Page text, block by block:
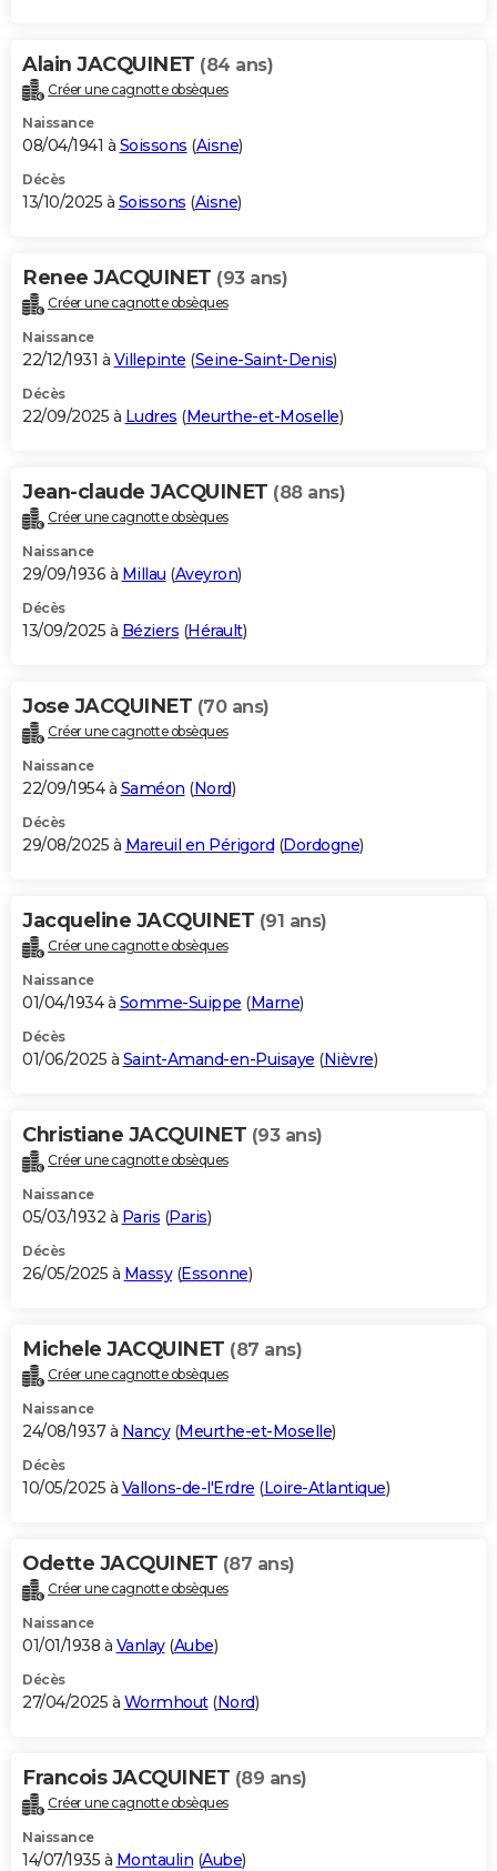
Alain JACQUINET (84 ans)
Créer une cagnotte obsèques
Naissance
08/04/1941 à Soissons (Aisne)
Décès
13/10/2025 à Soissons (Aisne)
Renee JACQUINET (93 ans)
Créer une cagnotte obsèques
Naissance
22/12/1931 à Villepinte (Seine-Saint-Denis)
Décès
22/09/2025 à Ludres (Meurthe-et-Moselle)
Jean-claude JACQUINET (88 ans)
Créer une cagnotte obsèques
Naissance
29/09/1936 à Millau (Aveyron)
Décès
13/09/2025 à Béziers (Hérault)
Jose JACQUINET (70 ans)
Créer une cagnotte obsèques
Naissance
22/09/1954 à Saméon (Nord)
Décès
29/08/2025 à Mareuil en Périgord (Dordogne)
Jacqueline JACQUINET (91 ans)
Créer une cagnotte obsèques
Naissance
01/04/1934 à Somme-Suippe (Marne)
Décès
01/06/2025 à Saint-Amand-en-Puisaye (Nièvre)
Christiane JACQUINET (93 ans)
Créer une cagnotte obsèques
Naissance
05/03/1932 à Paris (Paris)
Décès
26/05/2025 à Massy(Essonne)
Michele JACQUINET (87 ans)
Créer une cagnotte obsèques
Naissance
24/08/1937 à Nancy(Meurthe-et-Moselle)
Décès
10/05/2025 à Vallons-de-l'Erdre (Loire-Atlantique)
Odette JACQUINET (87 ans)
Créer une cagnotte obsèques
Naissance
01/01/1938 à Vanlay(Aube)
Décès
27/04/2025 à Wormhout(Nord)
Francois JACQUINET (89 ans)
Créer une cagnotte obsèques
Naissance
14/07/1935 à Montaulin (Aube)